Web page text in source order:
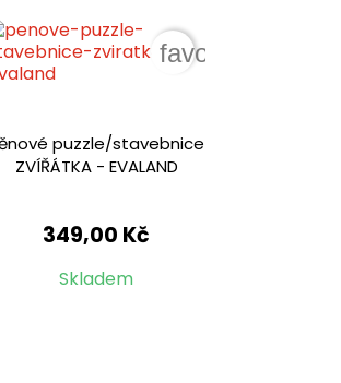
puzzle/stavebnice
ZVÍŘÁTKA - EVALAND
349,00 Kč
Skladem
favorite_border